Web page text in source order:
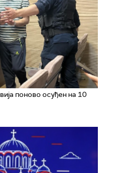
поново осуђен на 10